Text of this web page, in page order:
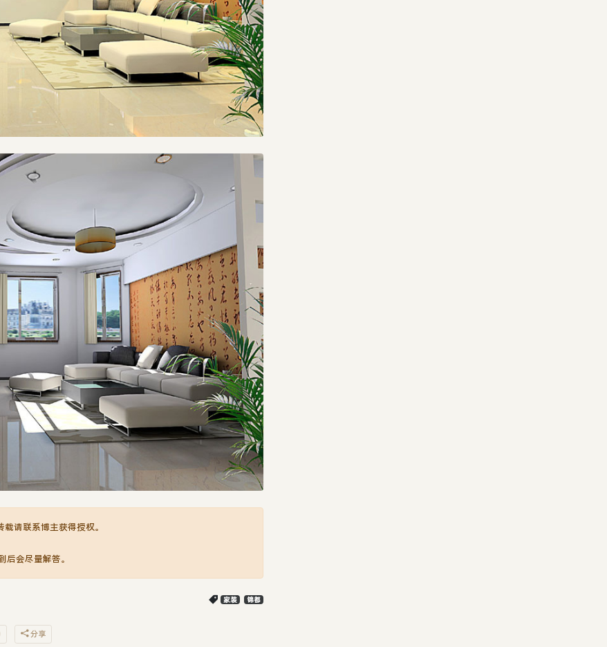
载请联系博主获得授权。
会尽量解答。
家装 锦都
分享